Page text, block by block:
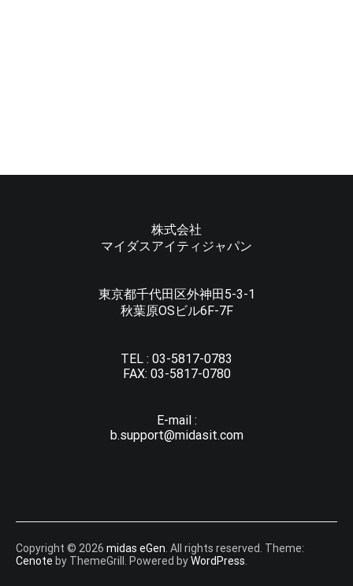
株式会社
マイダスアイティジャパン
東京都千代田区外神田5-3-1
秋葉原OSビル6F-7F
TEL : 03-5817-0783
FAX: 03-5817-0780
E-mail :
b.support@midasit.com
Copyright © 2026 midas eGen . All rights reserved. Theme:
Cenote by ThemeGrill. Powered byWordPress